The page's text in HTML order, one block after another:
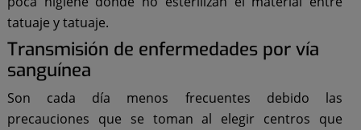
tatuaje y tatuaje.
Transmisión de enfermedades por vía
sanguínea
Son cada día menos frecuentes debido las
precauciones que se toman al elegir centros que